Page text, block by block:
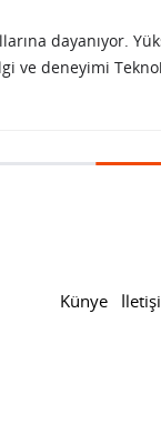
dayanıyor.
deneyimi